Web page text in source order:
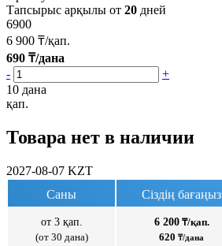
Тапсырыс арқылы от 20 дней
6900
6 900 ₸/қап.
690 ₸/дана
-
+
10 дана
қап.
Товара нет в наличии
2027-08-07 KZT
Саны
Сіздің бағаңыз
от 3 қап.
(от 30 дана)
6 200₸/қап.
620 ₸/дана